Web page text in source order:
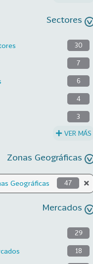
Sectores
30
7
6
4
3
VER MÁS
Zonas Geográficas
Geográficas 47
Mercados
29
18